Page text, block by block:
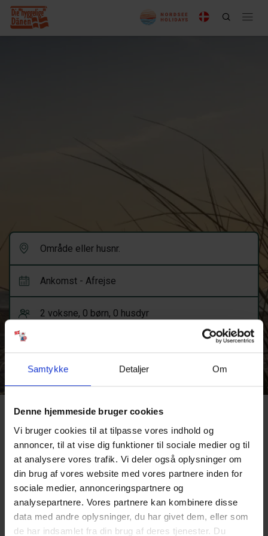
Samtykke Detaljer Om
Denne hjemmeside bruger cookies
Vi bruger cookies til at tilpasse vores indhold og
annoncer, til at vise dig funktioner til sociale medier og til
at analysere vores trafik. Vi deler også oplysninger om
din brug af vores website med vores partnere inden for
sociale medier, annonceringspartnere og
analysepartnere. Vores partnere kan kombinere disse
data med andre oplysninger, du har givet dem, eller som
de har indsamlet fra din brug af deres tjenester. Du
Ups! Noget gik galt.
Prøv venligst igen eller kontakt os.
Fejl 404
Prøv en ny søgning eller et af disse links, for at komme videre: